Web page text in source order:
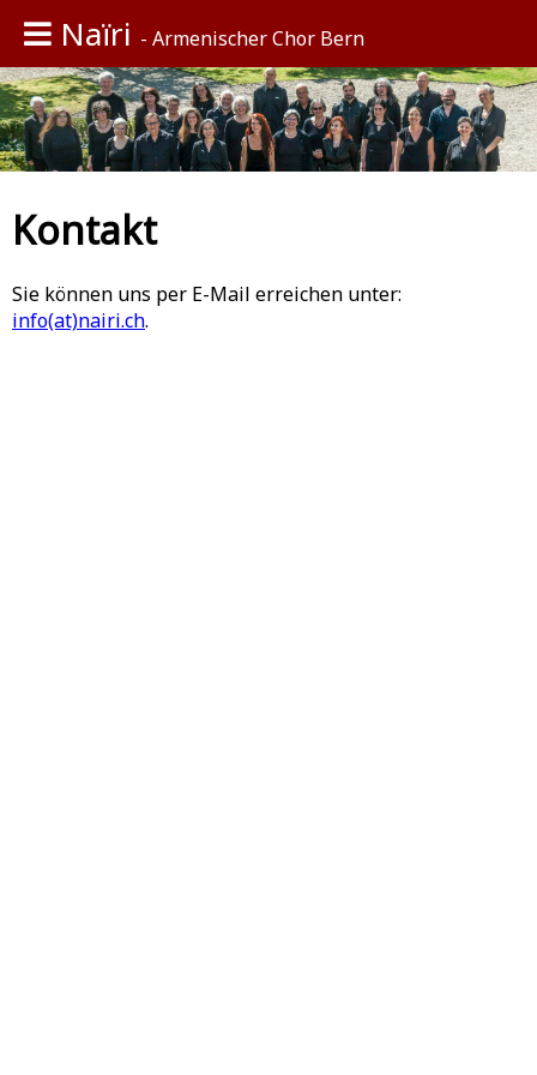
Naïri - Armenischer Chor Bern
Chor
Auftritte 2026
Rückblick
Bild & Ton
Kontakt
Sie können uns per E-Mail erreichen unter:
info(at)nairi.ch.